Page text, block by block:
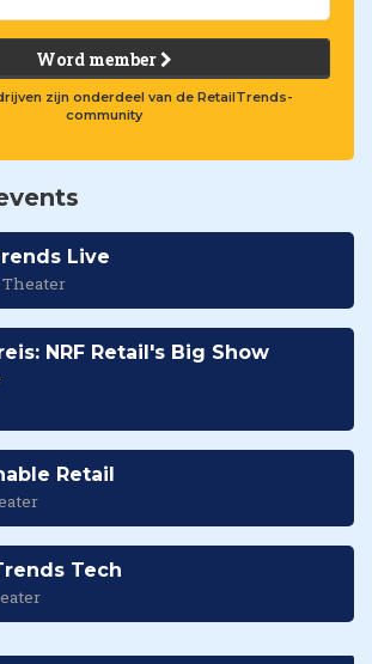
Word member
zijn onderdeel van de RetailTrends-
community
Live
Theater
NRF Retail's Big Show
Retail
Tech